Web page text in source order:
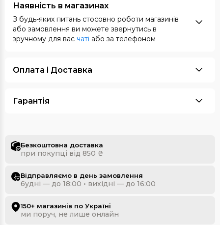
Наявність в магазинах
З будь-яких питань стосовно роботи магазинів
або замовлення ви можете звернутись в
зручному для вас чаті або за телефоном
Оплата i Доставка
Гарантія
Безкоштовна доставка
при покупці від 850 ₴
Відправляємо в день замовлення
будні — до 18:00 • вихідні — до 16:00
150+ магазинів по Україні
ми поруч, не лише онлайн